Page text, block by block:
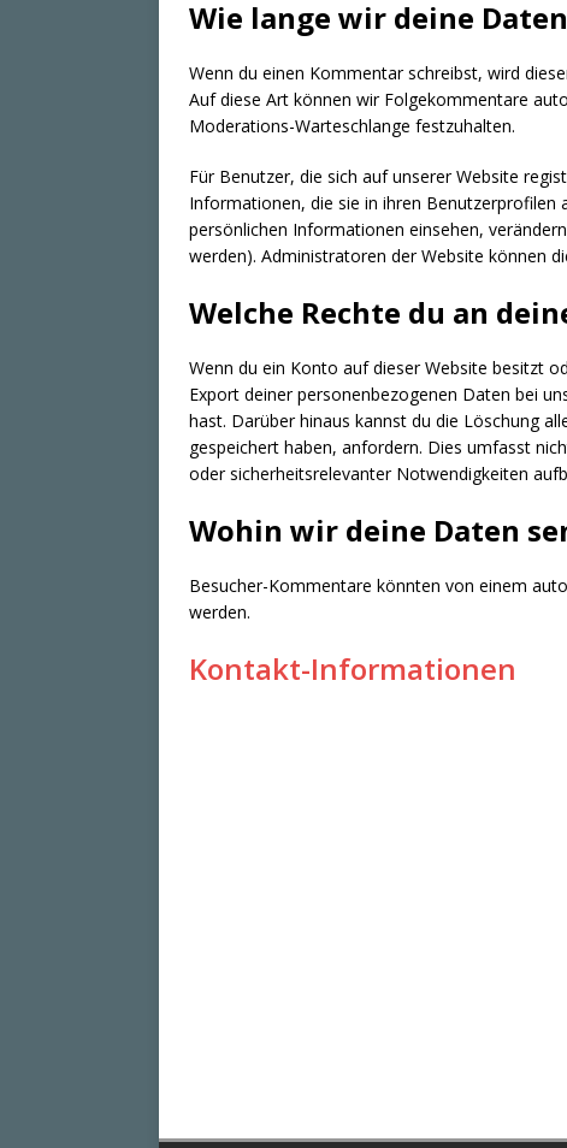
Wie lange wir deine
Wenn du einen Kommentar schreibst, wird
Auf diese Art können wir Folgekommentare
Moderations-Warteschlange festzuhalten.
Für Benutzer, die sich auf unserer Website
Informationen, die sie in ihren Benutzerprofilen
persönlichen Informationen einsehen,
werden). Administratoren der Website können
Welche Rechte du an
Wenn du ein Konto auf dieser Website besitzt
Export deiner personenbezogenen Daten bei
hast. Darüber hinaus kannst du die Löschung
gespeichert haben, anfordern. Dies umfasst
oder sicherheitsrelevanter Notwendigkeiten
Wohin wir deine Daten
Besucher-Kommentare könnten von einem
werden.
Kontakt-Informationen